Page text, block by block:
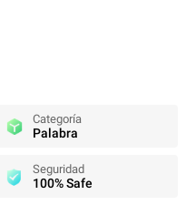
Categoría
Palabra
Seguridad
100% Safe